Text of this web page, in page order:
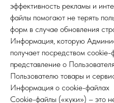
эффективность рекламы и
файлы помогают не терять
форм в случае обновления
Информация, которую
получает посредством cookie-
представление о
Пользователю товары и
Информация о cookie-файлах
Cookie-файлы («куки») – это